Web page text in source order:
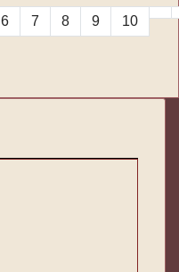
6 7 8 9 10